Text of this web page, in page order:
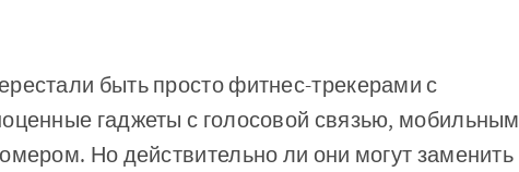
быть просто фитнес-трекерами с
гаджеты с голосовой связью, мобильным
Но действительно ли они могут заменить